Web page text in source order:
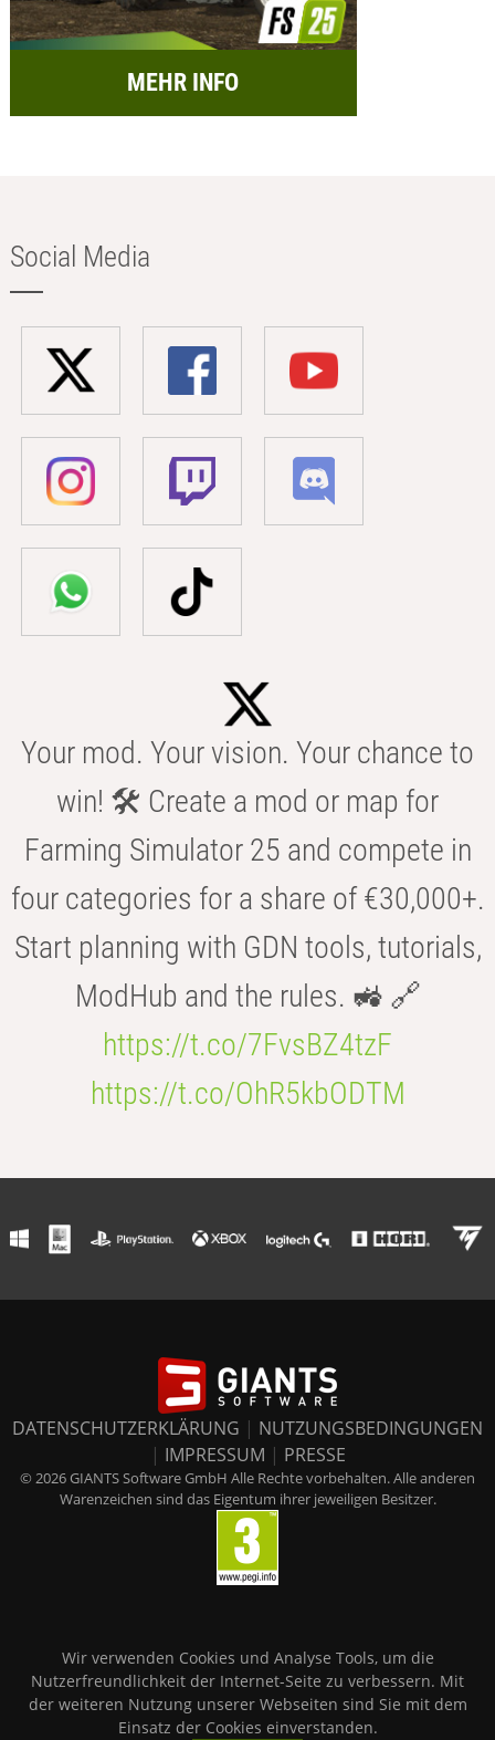
MEHR INFO
Social Media
Your mod. Your vision. Your chance to
win! 🛠️ Create a mod or map for
Farming Simulator 25 and compete in
four categories for a share of €30,000+.
Start planning with GDN tools, tutorials,
ModHub and the rules. 🚜 🔗
https://t.co/7FvsBZ4tzF
https://t.co/OhR5kbODTM
DATENSCHUTZERKLÄRUNG | NUTZUNGSBEDINGUNGEN
| IMPRESSUM | PRESSE
© 2026 GIANTS Software GmbH Alle Rechte vorbehalten. Alle anderen
Warenzeichen sind das Eigentum ihrer jeweiligen Besitzer.
Wir verwenden Cookies und Analyse Tools, um die
Nutzerfreundlichkeit der Internet-Seite zu verbessern. Mit
der weiteren Nutzung unserer Webseiten sind Sie mit dem
Einsatz der Cookies einverstanden.